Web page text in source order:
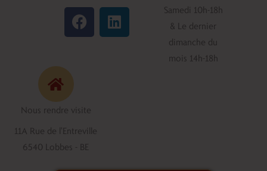
F
a
c
k
L
i
n
Samedi 10h-18h
& Le dernier
dimanche du
mois 14h-18h
Nous rendre visite
11A Rue de l'Entreville
6540 Lobbes - BE